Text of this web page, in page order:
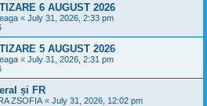
6 AUGUST 2026
« July 31, 2026, 2:33 pm
5 AUGUST 2026
« July 31, 2026, 2:31 pm
și FR
ZSOFIA « July 31, 2026, 12:02 pm